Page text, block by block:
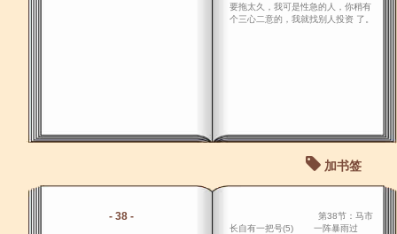
要拖太久，我可是性急的人，你稍有
个三心二意的，我就找别人投资 了。
加书签
- 38 -
第38节：马市
长自有一把号(5) 一阵暴雨过